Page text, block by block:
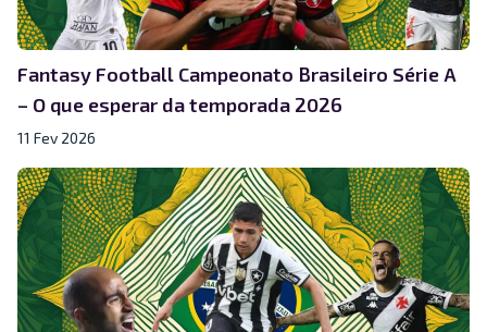
Fantasy Football Campeonato Brasileiro Série A
– O que esperar da temporada 2026
11 Fev 2026